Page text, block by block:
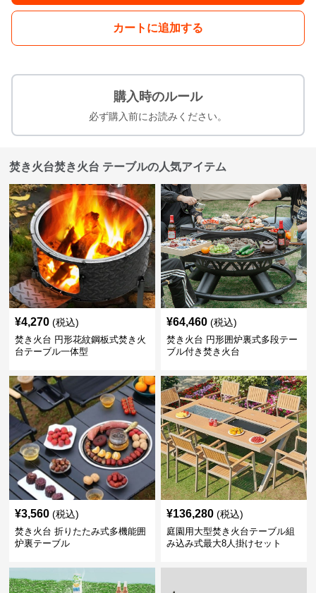
カートに追加する
購入時のルール
必ず購入前にお読みください。
焚き火台焚き火台 テーブルの人気アイテム
¥4,270 (税込)
焚き火台 円形花紋鋼板式焚き火
台テーブル一体型
¥64,460 (税込)
焚き火台 円形囲炉裏式多段テー
ブル付き焚き火台
¥3,560 (税込)
焚き火台 折りたたみ式多機能囲
炉裏テーブル
¥136,280 (税込)
庭園用大型焚き火台テーブル組
み込み式最大8人掛けセット